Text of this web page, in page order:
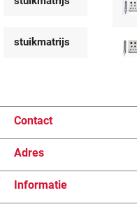
stuikmatrijs
Contact
Adres
Informatie